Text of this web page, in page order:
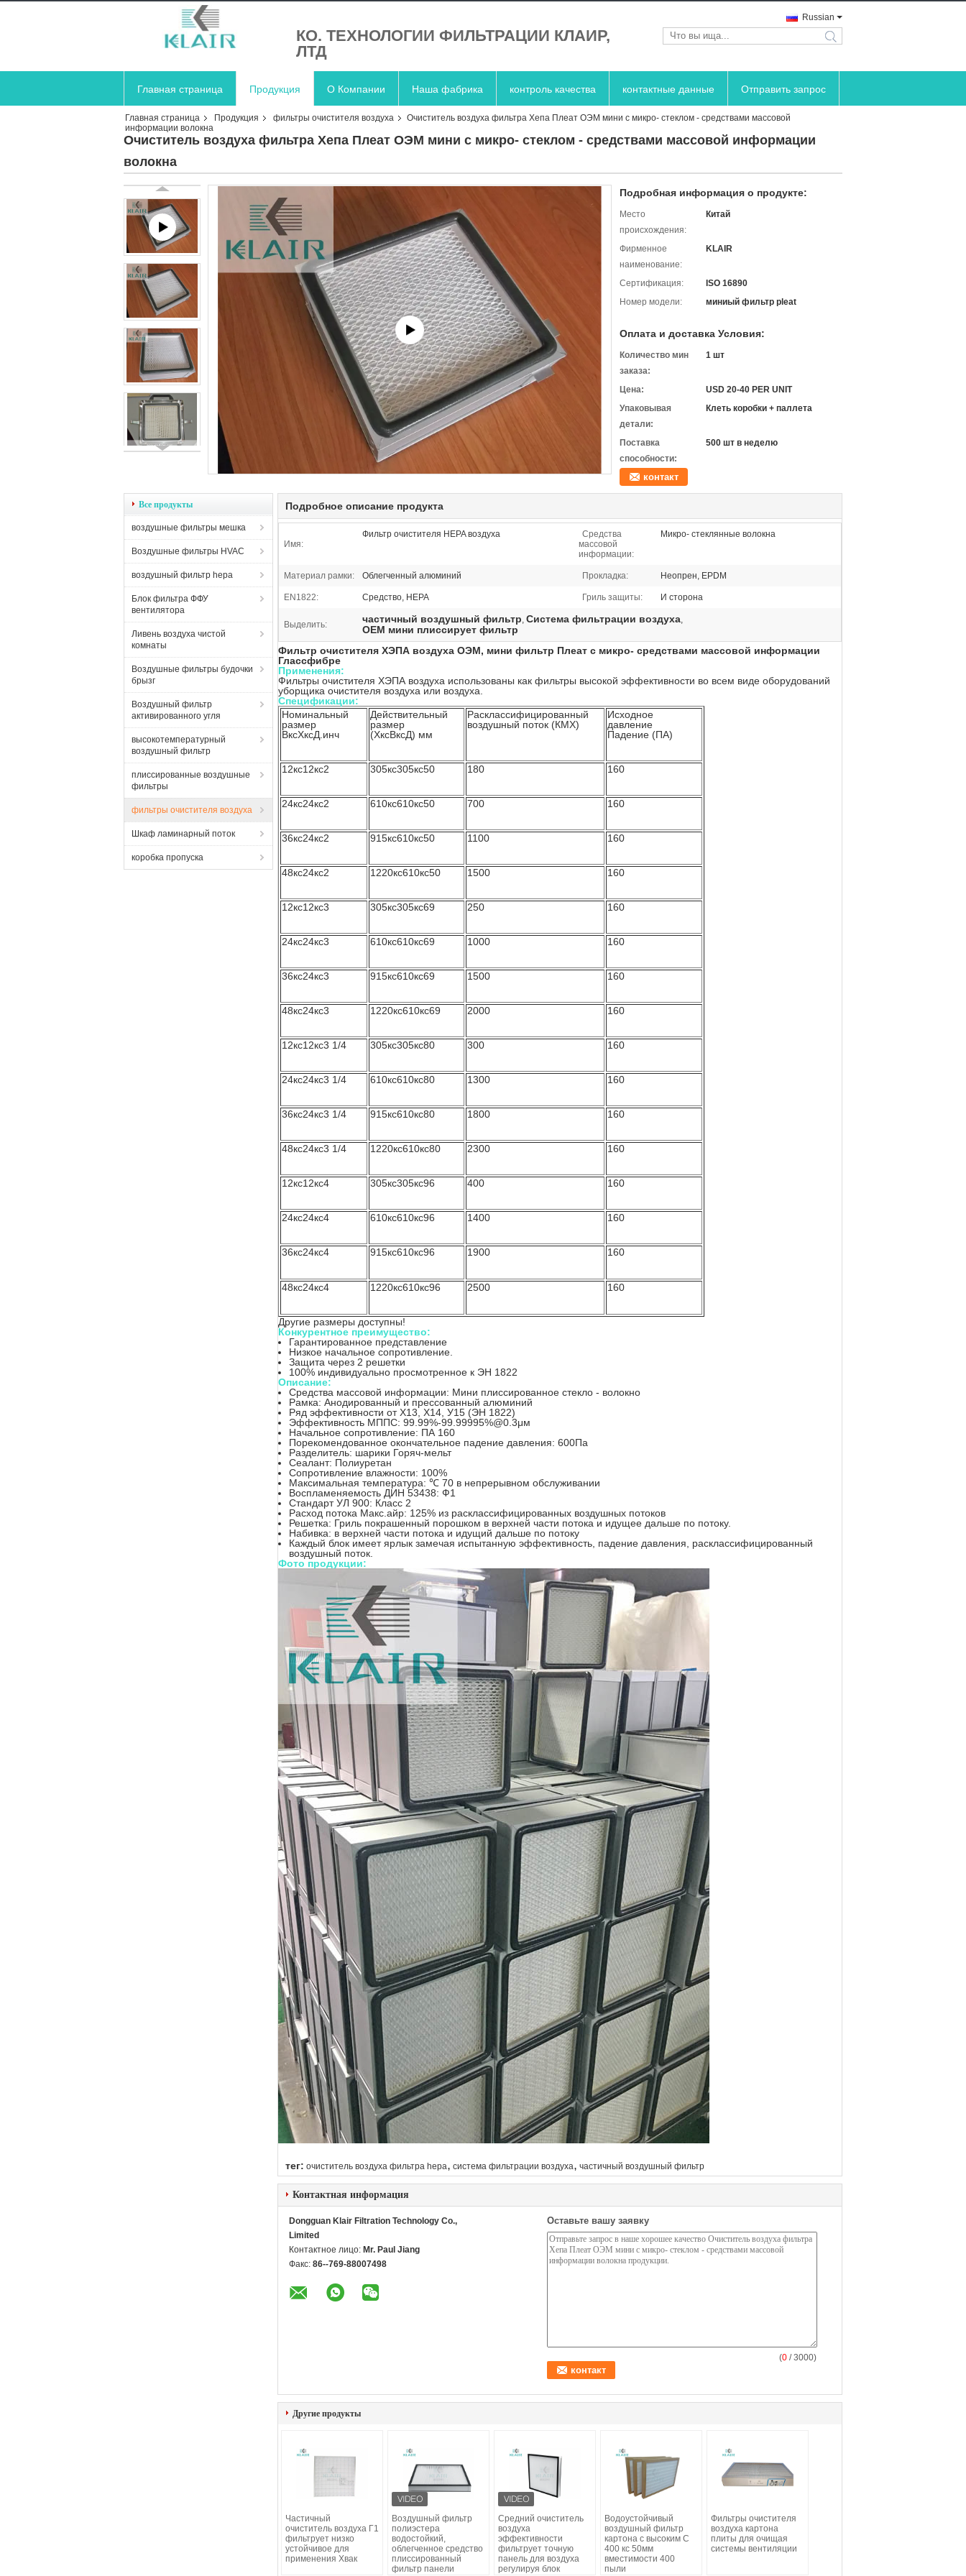
КО. ТЕХНОЛОГИИ ФИЛЬТРАЦИИ КЛАИР,
ЛТД
Russian
search
Главная страница Продукция О Компании Наша фабрика контроль качества контактные данные Отправить запрос
Главная страница Продукция фильтры очистителя воздуха
Очиститель воздуха фильтра Хепа Плеат ОЭМ мини с микро- стеклом - средствами массовой
информации волокна
Очиститель воздуха фильтра Хепа Плеат ОЭМ мини с микро- стеклом - средствами массовой информации
волокна
Подробная информация о продукте:
Место
происхождения:
Китай
Фирменное
наименование:
KLAIR
Сертификация:
ISO 16890
Номер модели:
миниый фильтр pleat
Оплата и доставка Условия:
Количество мин
заказа:
1 шт
Цена:
USD 20-40 PER UNIT
Упаковывая
детали:
Клеть коробки + паллета
Поставка
способности:
500 шт в неделю
контакт
Все продукты
воздушные фильтры мешка
Воздушные фильтры HVAC
воздушный фильтр hepa
Блок фильтра ФФУ
вентилятора
Ливень воздуха чистой
комнаты
Воздушные фильтры будочки
брызг
Воздушный фильтр
активированного угля
высокотемпературный
воздушный фильтр
плиссированные воздушные
фильтры
фильтры очистителя воздуха
Шкаф ламинарный поток
коробка пропуска
Подробное описание продукта
Имя:
Фильтр очистителя HEPA воздуха
Средства
массовой
информации:
Микро- стеклянные волокна
Материал рамки: Облегченный алюминий Прокладка: Неопрен, EPDM
EN1822: Средство, HEPA Гриль защиты: И сторона
Выделить: частичный воздушный фильтр, Система фильтрации воздуха,
OEM мини плиссирует фильтр
Фильтр очистителя ХЭПА воздуха ОЭМ, мини фильтр Плеат с микро- средствами массовой информации
Глассфибре
Применения:
Фильтры очистителя ХЭПА воздуха использованы как фильтры высокой эффективности во всем виде оборудований
уборщика очистителя воздуха или воздуха.
Спецификации:
Номинальный
размер
ВксХксД.инч
Действительный
размер
(ХксВксД) мм
Расклассифицированный
воздушный поток (КМХ)
Исходное
давление
Падение (ПА)
12кс12кс2 305кс305кс50 180 160
24кс24кс2 610кс610кс50 700 160
36кс24кс2 915кс610кс50 1100 160
48кс24кс2 1220кс610кс50 1500 160
12кс12кс3 305кс305кс69 250 160
24кс24кс3 610кс610кс69 1000 160
36кс24кс3 915кс610кс69 1500 160
48кс24кс3 1220кс610кс69 2000 160
12кс12кс3 1/4 305кс305кс80 300 160
24кс24кс3 1/4 610кс610кс80 1300 160
36кс24кс3 1/4 915кс610кс80 1800 160
48кс24кс3 1/4 1220кс610кс80 2300 160
12кс12кс4 305кс305кс96 400 160
24кс24кс4 610кс610кс96 1400 160
36кс24кс4 915кс610кс96 1900 160
48кс24кс4 1220кс610кс96 2500 160
Другие размеры доступны!
Конкурентное преимущество:
Гарантированное представление
Низкое начальное сопротивление.
Защита через 2 решетки
100% индивидуально просмотренное к ЭН 1822
Описание:
Средства массовой информации: Мини плиссированное стекло - волокно
Рамка: Анодированный и прессованный алюминий
Ряд эффективности от Х13, Х14, У15 (ЭН 1822)
Эффективность МППС: 99.99%-99.99995%@0.3μм
Начальное сопротивление: ПА 160
Порекомендованное окончательное падение давления: 600Па
Разделитель: шарики Горяч-мельт
Сеалант: Полиуретан
Сопротивление влажности: 100%
Максимальная температура: ℃ 70 в непрерывном обслуживании
Воспламеняемость ДИН 53438: Ф1
Стандарт УЛ 900: Класс 2
Расход потока Макс.айр: 125% из расклассифицированных воздушных потоков
Решетка: Гриль покрашенный порошком в верхней части потока и идущее дальше по потоку.
Набивка: в верхней части потока и идущий дальше по потоку
Каждый блок имеет ярлык замечая испытанную эффективность, падение давления, расклассифицированный
воздушный поток.
Фото продукции:
тег: очиститель воздуха фильтра hepa, система фильтрации воздуха, частичный воздушный фильтр
Контактная информация
Dongguan Klair Filtration Technology Co.,
Limited
Контактное лицо: Mr. Paul Jiang
Факс: 86--769-88007498
Оставьте вашу заявку
(0 / 3000)
Другие продукты
Частичный
очиститель воздуха Г1
фильтрует низко
устойчивое для
применения Хвак
Воздушный фильтр
полиэстера
водостойкий,
облегченное средство
плиссированный
фильтр панели
Средний очиститель
воздуха
эффективности
фильтрует точную
панель для воздуха
регулируя блок
Водоустойчивый
воздушный фильтр
картона с высоким С
400 кс 50мм
вместимости 400
пыли
Фильтры очистителя
воздуха картона
плиты для очищая
системы вентиляции